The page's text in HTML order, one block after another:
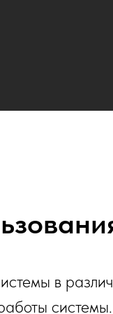
в
системы.